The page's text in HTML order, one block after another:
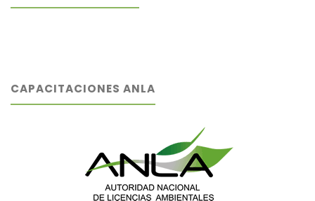
CAPACITACIONES ANLA